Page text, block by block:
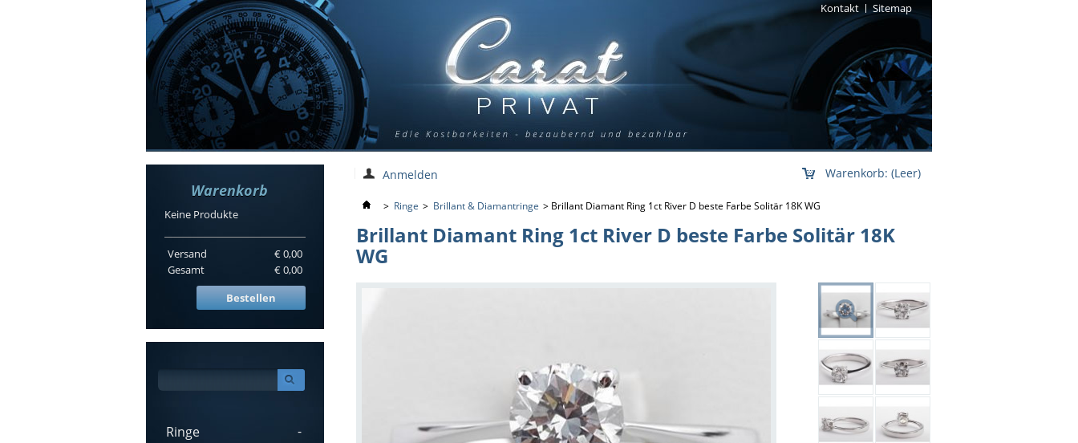
Kontakt Sitemap
Warenkorb: (Leer)
Anmelden
Warenkorb
Keine Produkte
€ 0,00
Versand
€ 0,00
Gesamt
Bestellen
Ringe
> Ringe > Brillant & Diamantringe > Brillant Diamant Ring 1ct River D beste Farbe Solitär 18K WG
Brillant Diamant Ring 1ct River D beste Farbe Solitär 18K
WG